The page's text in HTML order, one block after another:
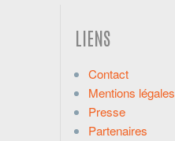
LIENS
Contact
Mentions légales
Presse
Partenaires